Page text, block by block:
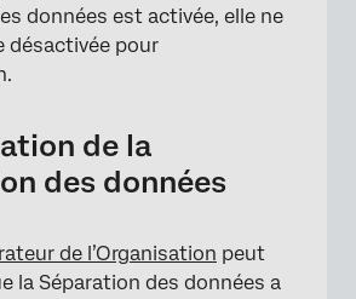
données est activée, elle ne
désactivée pour
de la
des données
de l’Organisation peut
la Séparation des données a